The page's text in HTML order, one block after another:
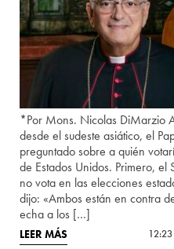
*Por Mons. Nicolas DiMarzio
desde el sudeste asiático, el
preguntado sobre a quién
de Estados Unidos. Primero, el
no vota en las elecciones
dijo: «Ambos están en contra
echa a los […]
LEER MÁS